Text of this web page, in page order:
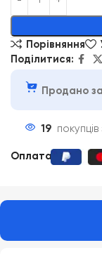
Порівняння
Поділитися:
Продано
19
Оплата